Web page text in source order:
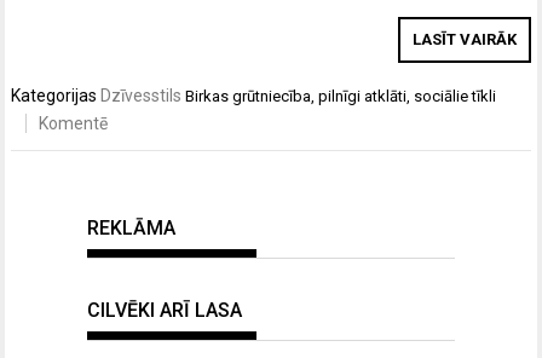
LASĪT VAIRĀK
Kategorijas Dzīvesstils Birkasgrūtniecība,pilnīgi atklāti, sociālie tīkli
Komentē
REKLĀMA
CILVĒKI ARĪ LASA